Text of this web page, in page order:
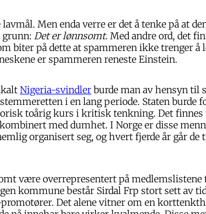
Men enda verre er det å tenke på at
grunn: Det er lønnsomt. Med andre ord, det
biter på dette at spammeren ikke trenger å
er spammeren reneste Einstein.
Nigeria-svindler burde man av hensyn til
i en lang periode. Staten burde
toårig kurs i kritisk tenkning. Det finnes
med dumhet. I Norge er disse
organisert seg, og hvert fjerde år går de
være overrepresentert på
kommune består Sirdal Frp stort sett av
Det alene vitner om en